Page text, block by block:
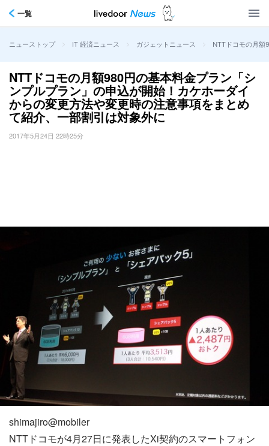
一覧
ニューストップ > IT 経済ニュース > ガジェットニュース > NTTドコモの月額
NTTドコモの月額980円の基本料金プラン「シ
ンプルプラン」の申込が開始！カケホーダイ
からの変更方法や変更時の注意事項をまとめ
て紹介、一部割引は対象外に
2017年5月24日 22時25分
shimajiro@mobiler
NTTドコモが4月27日に発表したXi契約のスマートフォン